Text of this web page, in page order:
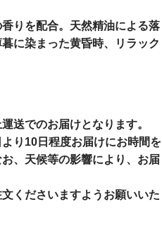
りを配合。天然精油による落
に染まった黄昏時、リラック
送でのお届けとなります。
り10日程度お届けにお時間を
、天候等の影響により、お届
くださいますようお願いいた